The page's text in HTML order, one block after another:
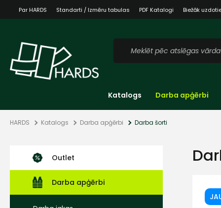
Par HARDS Standarti / Izmēru tabulas PDF Katalogi Biežāk
Katalogs Darba apģērbi
HARDS Katalogs Darba apģērbi Darba šorti
Outlet
Darba apģērbi